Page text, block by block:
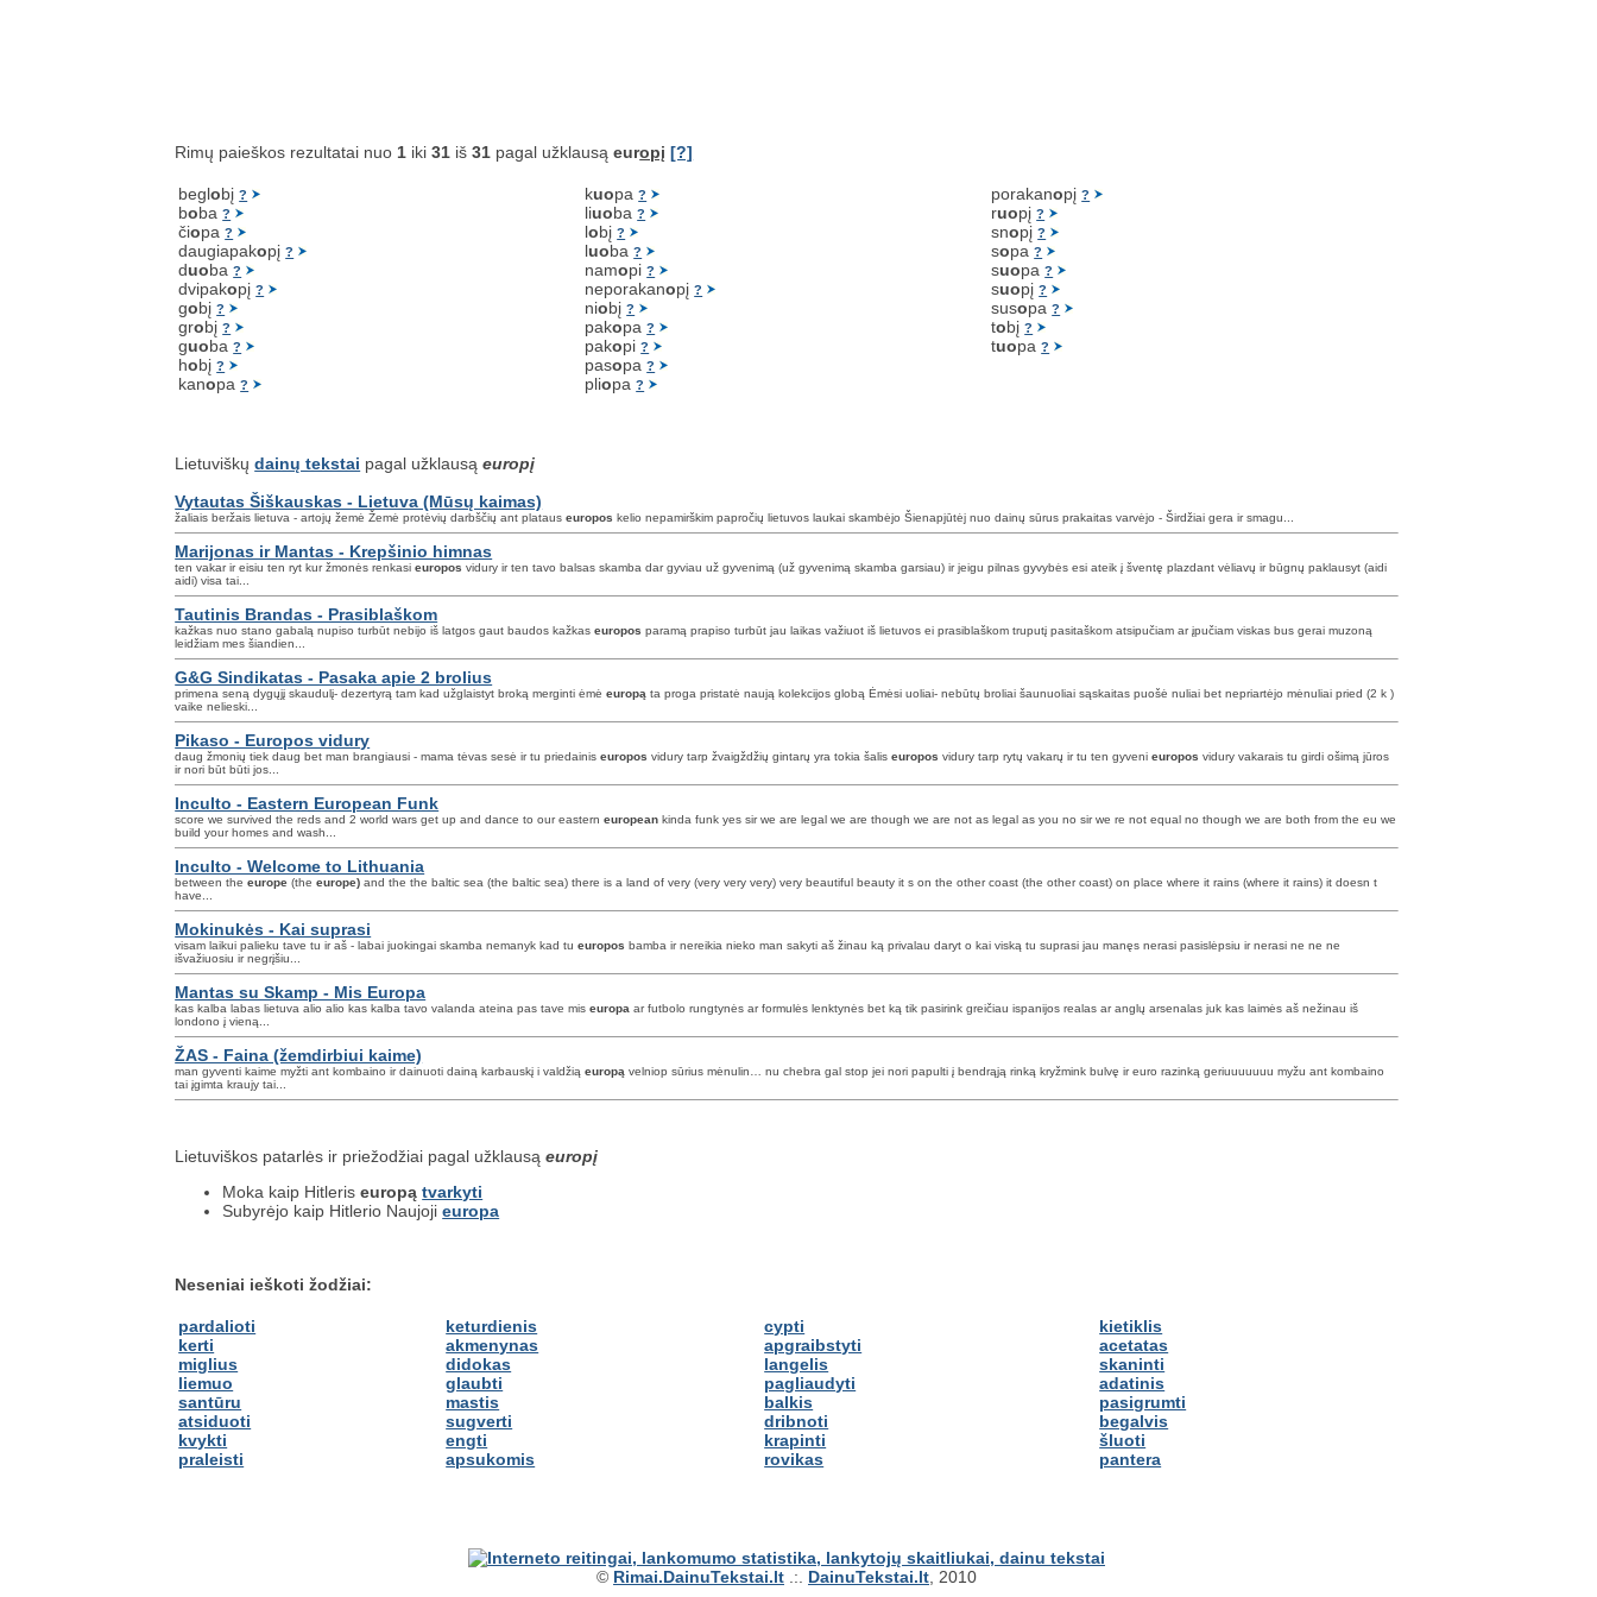
Rimų paieškos rezultatai nuo 1 iki31 iš31 pagal užklausąeuropį [?]
beglobį?
boba?
čiopa?
daugiapakopį?
duoba?
dvipakopį?
gobį?
grobį?
guoba?
hobį?
kanopa?
kuopa?
liuoba?
lobį?
luoba?
namopi?
neporakanopį?
niobį?
pakopa?
pakopi?
pasopa?
pliopa?
porakanopį?
ruopį?
snopį?
sopa?
suopa?
suopį?
susopa?
tobį?
tuopa?
Lietuviškųdainų tekstai pagal užklausąeuropį
Vytautas Šiškauskas - Lietuva (Mūsų kaimas)
žaliais beržais lietuva - artojų žemė Žemė protėvių darbščių ant platauseuropos kelio nepamirškim papročių lietuvos laukai skambėjo Šienapjūtėj nuo dainų sūrus prakaitas varvėjo - Širdžiai gera ir smagu...
Marijonas ir Mantas - Krepšinio himnas
ten vakar ir eisiu ten ryt kur žmonės renkasieuropos vidury ir ten tavo balsas skamba dar gyviau už gyvenimą (už gyvenimą skamba garsiau) ir jeigu pilnas gyvybės esi ateik į šventę plazdant vėliavų ir būgnų paklausyt (aidi
aidi) visa tai...
Tautinis Brandas - Prasiblaškom
kažkas nuo stano gabalą nupiso turbūt nebijo iš latgos gaut baudos kažkaseuropos paramą prapiso turbūt jau laikas važiuot iš lietuvos ei prasiblaškom truputį pasitaškom atsipučiam ar įpučiam viskas bus gerai muzoną
leidžiam mes šiandien...
G&G Sindikatas - Pasaka apie 2 brolius
primena seną dygųjį skaudulį- dezertyrą tam kad užglaistyt broką merginti ėmėeuropą ta proga pristatė naują kolekcijos globą Ėmėsi uoliai- nebūtų broliai šaunuoliai sąskaitas puošė nuliai bet nepriartėjo mėnuliai pried (2 k )
vaike nelieski...
Pikaso - Europos vidury
daug žmonių tiek daug bet man brangiausi - mama tėvas sesė ir tu priedainiseuropos vidury tarp žvaigždžių gintarų yra tokia šaliseuropos vidury tarp rytų vakarų ir tu ten gyvenieuropos vidury vakarais tu girdi ošimą jūros
ir nori būt būti jos...
Inculto - Eastern European Funk
score we survived the reds and 2 world wars get up and dance to our easterneuropean kinda funk yes sir we are legal we are though we are not as legal as you no sir we re not equal no though we are both from the eu we
build your homes and wash...
Inculto - Welcome to Lithuania
between theeurope (theeurope) and the the baltic sea (the baltic sea) there is a land of very (very very very) very beautiful beauty it s on the other coast (the other coast) on place where it rains (where it rains) it doesn t
have...
Mokinukės - Kai suprasi
visam laikui palieku tave tu ir aš - labai juokingai skamba nemanyk kad tueuropos bamba ir nereikia nieko man sakyti aš žinau ką privalau daryt o kai viską tu suprasi jau manęs nerasi pasislėpsiu ir nerasi ne ne ne
išvažiuosiu ir negrįšiu...
Mantas su Skamp - Mis Europa
kas kalba labas lietuva alio alio kas kalba tavo valanda ateina pas tave miseuropa ar futbolo rungtynės ar formulės lenktynės bet ką tik pasirink greičiau ispanijos realas ar anglų arsenalas juk kas laimės aš nežinau iš
londono į vieną...
ŽAS - Faina (žemdirbiui kaime)
man gyventi kaime myžti ant kombaino ir dainuoti dainą karbauskį i valdžiąeuropą velniop sūrius mėnulin… nu chebra gal stop jei nori papulti į bendrąją rinką kryžmink bulvę ir euro razinką geriuuuuuuu myžu ant kombaino
tai įgimta kraujy tai...
Lietuviškos patarlės ir priežodžiai pagal užklausąeuropį
Moka kaip Hitleriseuropą tvarkyti
Subyrėjo kaip Hitlerio Naujojieuropa
Neseniai ieškoti žodžiai:
pardalioti
kerti
miglius
liemuo
santūru
atsiduoti
kvykti
praleisti
keturdienis
akmenynas
didokas
glaubti
mastis
sugverti
engti
apsukomis
cypti
apgraibstyti
langelis
pagliaudyti
balkis
dribnoti
krapinti
rovikas
kietiklis
acetatas
skaninti
adatinis
pasigrumti
begalvis
šluoti
pantera
© Rimai.DainuTekstai.lt .:. DainuTekstai.lt , 2010